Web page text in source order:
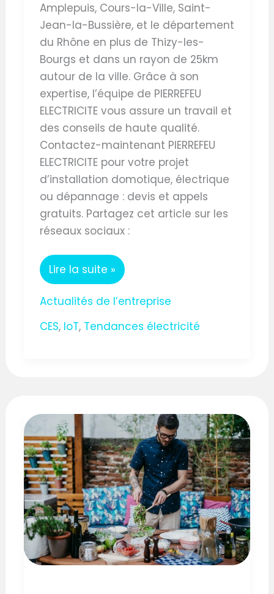
Amplepuis, Cours-la-Ville, Saint-
Jean-la-Bussière, et le département
du Rhône en plus de Thizy-les-
Bourgs et dans un rayon de 25km
autour de la ville. Grâce à son
expertise, l’équipe de PIERREFEU
ELECTRICITE vous assure un travail et
des conseils de haute qualité.
Contactez-maintenant PIERREFEU
ELECTRICITE pour votre projet
d’installation domotique, électrique
ou dépannage : devis et appels
gratuits. Partagez cet article sur les
réseaux sociaux :
Lire la suite »
Actualités de l’entreprise
CES, IoT, Tendances électricité
AU
JARDIN